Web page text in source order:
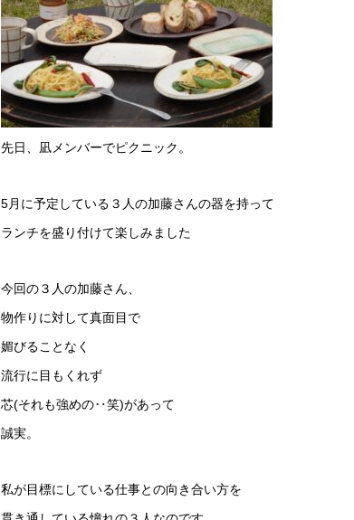
先日、凪メンバーでピクニック。
5月に予定している３人の加藤さんの器を持って
ランチを盛り付けて楽しみました
今回の３人の加藤さん、
物作りに対して真面目で
媚びることなく
流行に目もくれず
芯(それも強めの‥笑)があって
誠実。
私が目標にしている仕事との向き合い方を